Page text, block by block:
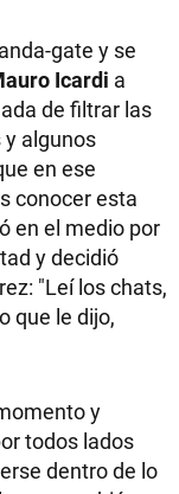
gate y se
Icardi a
de filtrar las
algunos
en ese
conocer esta
en el medio por
y decidió
"Leí los chats,
que le dijo,
y
todos lados
dentro de lo